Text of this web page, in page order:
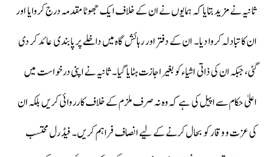
ثانیہ نے مزید بتایا کہ ہمایوں نے ان کے خلاف ایک جھوٹا مقدمہ درج کروایا اور
ان کا تبادلہ کروا دیا۔ ان کے دفتر اور رہائش گاہ میں داخلے پر پابندی عائد کر دی
گئی، جبکہ ان کی ذاتی اشیاء کو بغیر اجازت ہٹایا گیا۔ ثانیہ نے اپنی درخواست میں
اعلیٰ حکام سے اپیل کی ہے کہ وہ نہ صرف ملزم کے خلاف کارروائی کریں بلکہ ان
کی عزت و وقار کو بحال کرنے کے لیے انصاف فراہم کریں۔ فیڈرل محتسب